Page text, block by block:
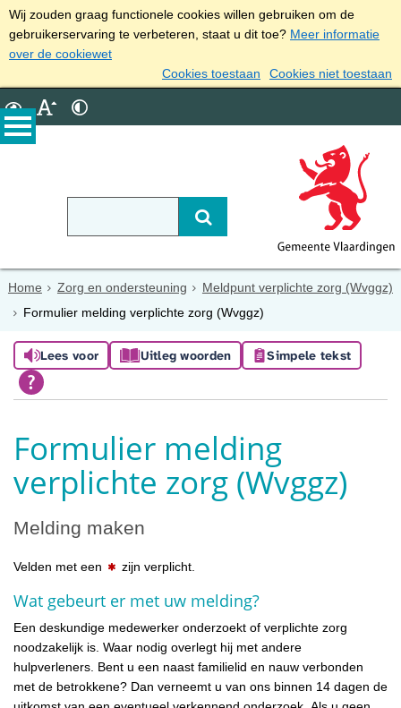
Wij zouden graag functionele cookies willen gebruiken om de
gebruikerservaring te verbeteren, staat u dit toe? Meer informatie
over de cookiewet
Cookies toestaan
Cookies niet toestaan
Home Zorg en ondersteuning
Meldpunt verplichte zorg (Wvggz)
Formulier melding verplichte zorg (Wvggz)
Lees voor Uitleg woorden Simpele tekst
Formulier melding
verplichte zorg (Wvggz)
Melding maken
Velden met een zijn verplicht.
Wat gebeurt er met uw melding?
Een deskundige medewerker onderzoekt of verplichte zorg
noodzakelijk is. Waar nodig overlegt hij met andere
hulpverleners. Bent u een naast familielid en nauw verbonden
met de betrokkene? Dan verneemt u van ons binnen 14 dagen de